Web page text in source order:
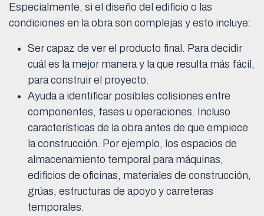
Especialmente, si el diseño del edificio o las
condiciones en la obra son complejas y esto incluye:
Ser capaz de ver el producto final. Para decidir
cuál es la mejor manera y la que resulta más fácil,
para construir el proyecto.
Ayuda a identificar posibles colisiones entre
componentes, fases u operaciones. Incluso
características de la obra antes de que empiece
la construcción. Por ejemplo, los espacios de
almacenamiento temporal para máquinas,
edificios de oficinas, materiales de construcción,
grúas, estructuras de apoyo y carreteras
temporales.